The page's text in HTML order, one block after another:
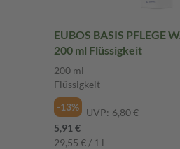
EUBOS BASIS PFLEGE
200 ml Flüssigkeit
200 ml
Flüssigkeit
-13%
UVP: 6,80 €
5,91 €
29,55 € / 1 l